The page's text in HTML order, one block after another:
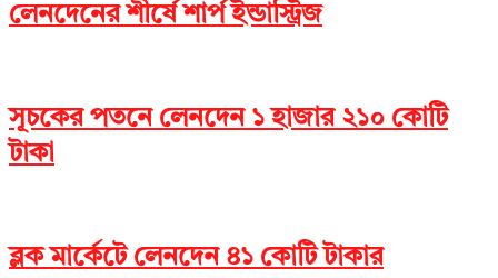
লেনদেনের শীর্ষে শার্প ইন্ডাস্ট্রিজ
সূচকের পতনে লেনদেন ১ হাজার ২১০ কোটি
টাকা
ব্লক মার্কেটে লেনদেন ৪১ কোটি টাকার